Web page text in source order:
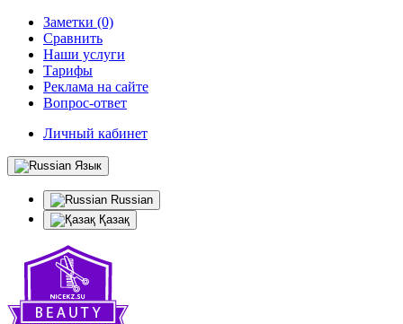
Заметки (0)
Сравнить
Наши услуги
Тарифы
Реклама на сайте
Вопрос-ответ
Личный кабинет
Язык
Russian
Қазақ